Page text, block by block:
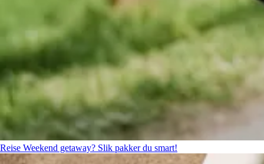
Reise Weekend getaway? Slik pakker du smart!